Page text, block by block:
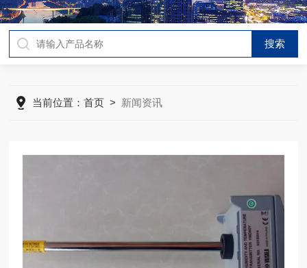
当前位置：首页 > 新闻资讯